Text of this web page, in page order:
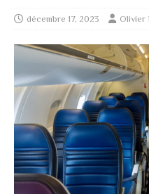
décembre 17, 2023 Olivier